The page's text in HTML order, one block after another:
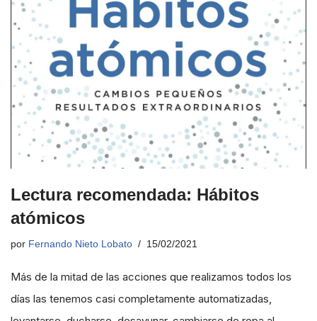
Lectura recomendada: Hábitos
atómicos
por Fernando Nieto Lobato 15/02/2021
Más de la mitad de las acciones que realizamos todos los
días las tenemos casi completamente automatizadas,